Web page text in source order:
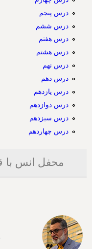
درس پنجم
درس ششم
درس هفتم
درس هشتم
درس نهم
درس دهم
درس یازدهم
درس دوازدهم
درس سیزدهم
درس چهاردهم
محفل انس با قرآن